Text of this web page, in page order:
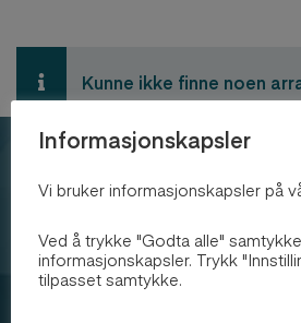
Kunne ikke finne noen
Bergen
Besøk oss
Informasjonskapsler
Vi bruker informasjonskapsler på
Ved å trykke "Godta alle"
informasjonskapsler. Trykk
tilpasset samtykke.